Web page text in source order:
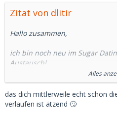
Zitat von dlitir
Hallo zusammen,
ich bin noch neu im Sugar
Austausch!
Ich selbst gönne mir viel zu
sind Dates für mich auch
Erfahrungen für mich zu
Alles
das dich mittlerweile echt schon
verlaufen ist ätzend 🙄